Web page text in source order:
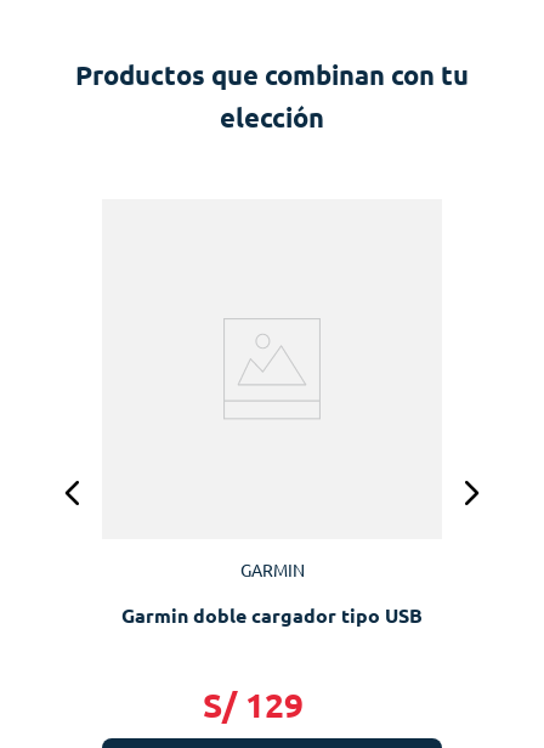
Productos que combinan con tu
elección
GARMIN
Garmin doble cargador tipo USB
S/ 129